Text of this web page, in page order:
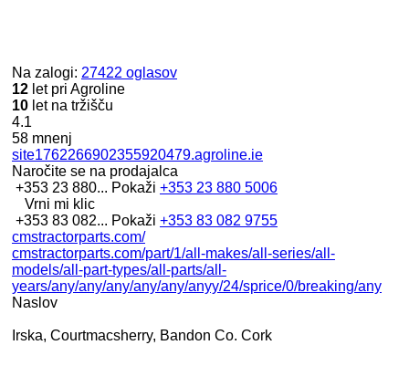
Na zalogi: 27422 oglasov
12 let pri Agroline
10 let na tržišču
4.1
58 mnenj
site1762266902355920479.agroline.ie
Naročite se na prodajalca
+353 23 880... Pokaži +353 23 880 5006
Vrni mi klic
+353 83 082... Pokaži +353 83 082 9755
cmstractorparts.com/
cmstractorparts.com/part/1/all-makes/all-series/all-
models/all-part-types/all-parts/all-
years/any/any/any/any/any/anyy/24/sprice/0/breaking/any
Naslov
Irska, Courtmacsherry, Bandon Co. Cork